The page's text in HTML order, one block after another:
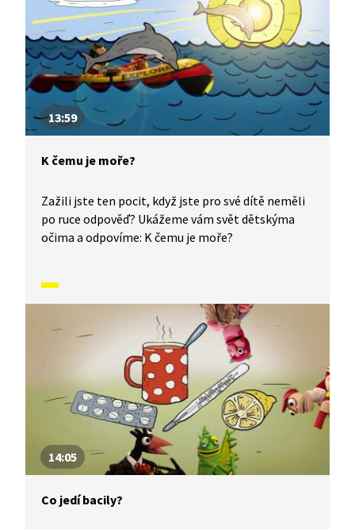
13:59
K čemu je moře?
Zažili jste ten pocit, když jste pro své dítě neměli
po ruce odpověď? Ukážeme vám svět dětskýma
očima a odpovíme: K čemu je moře?
14:05
Co jedí bacily?